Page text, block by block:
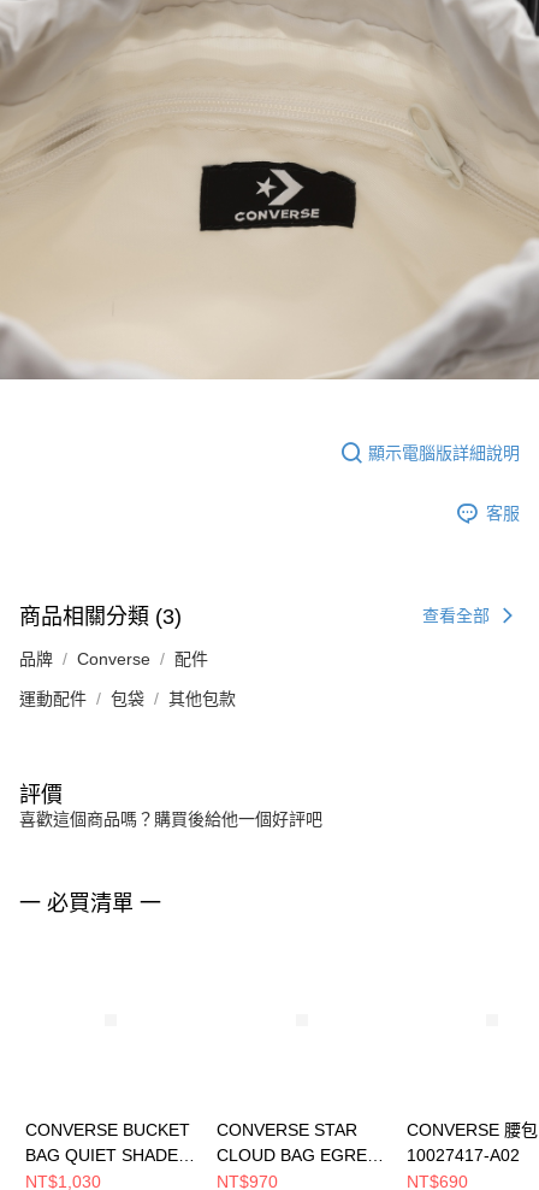
顯示電腦版詳細說明
客服
商品相關分類 (3) 查看全部
品牌 Converse 配件
運動配件 包袋 其他包款
評價
喜歡這個商品嗎？購買後給他一個好評吧
一 必買清單 一
CONVERSE BUCKET
BAG QUIET SHADE
男女 其他包款
NT$1,030
CONVERSE STAR
CLOUD BAG EGRET
男女 手提包 UA5824-
NT$970
CONVERSE 腰包
10027417-A02
NT$690